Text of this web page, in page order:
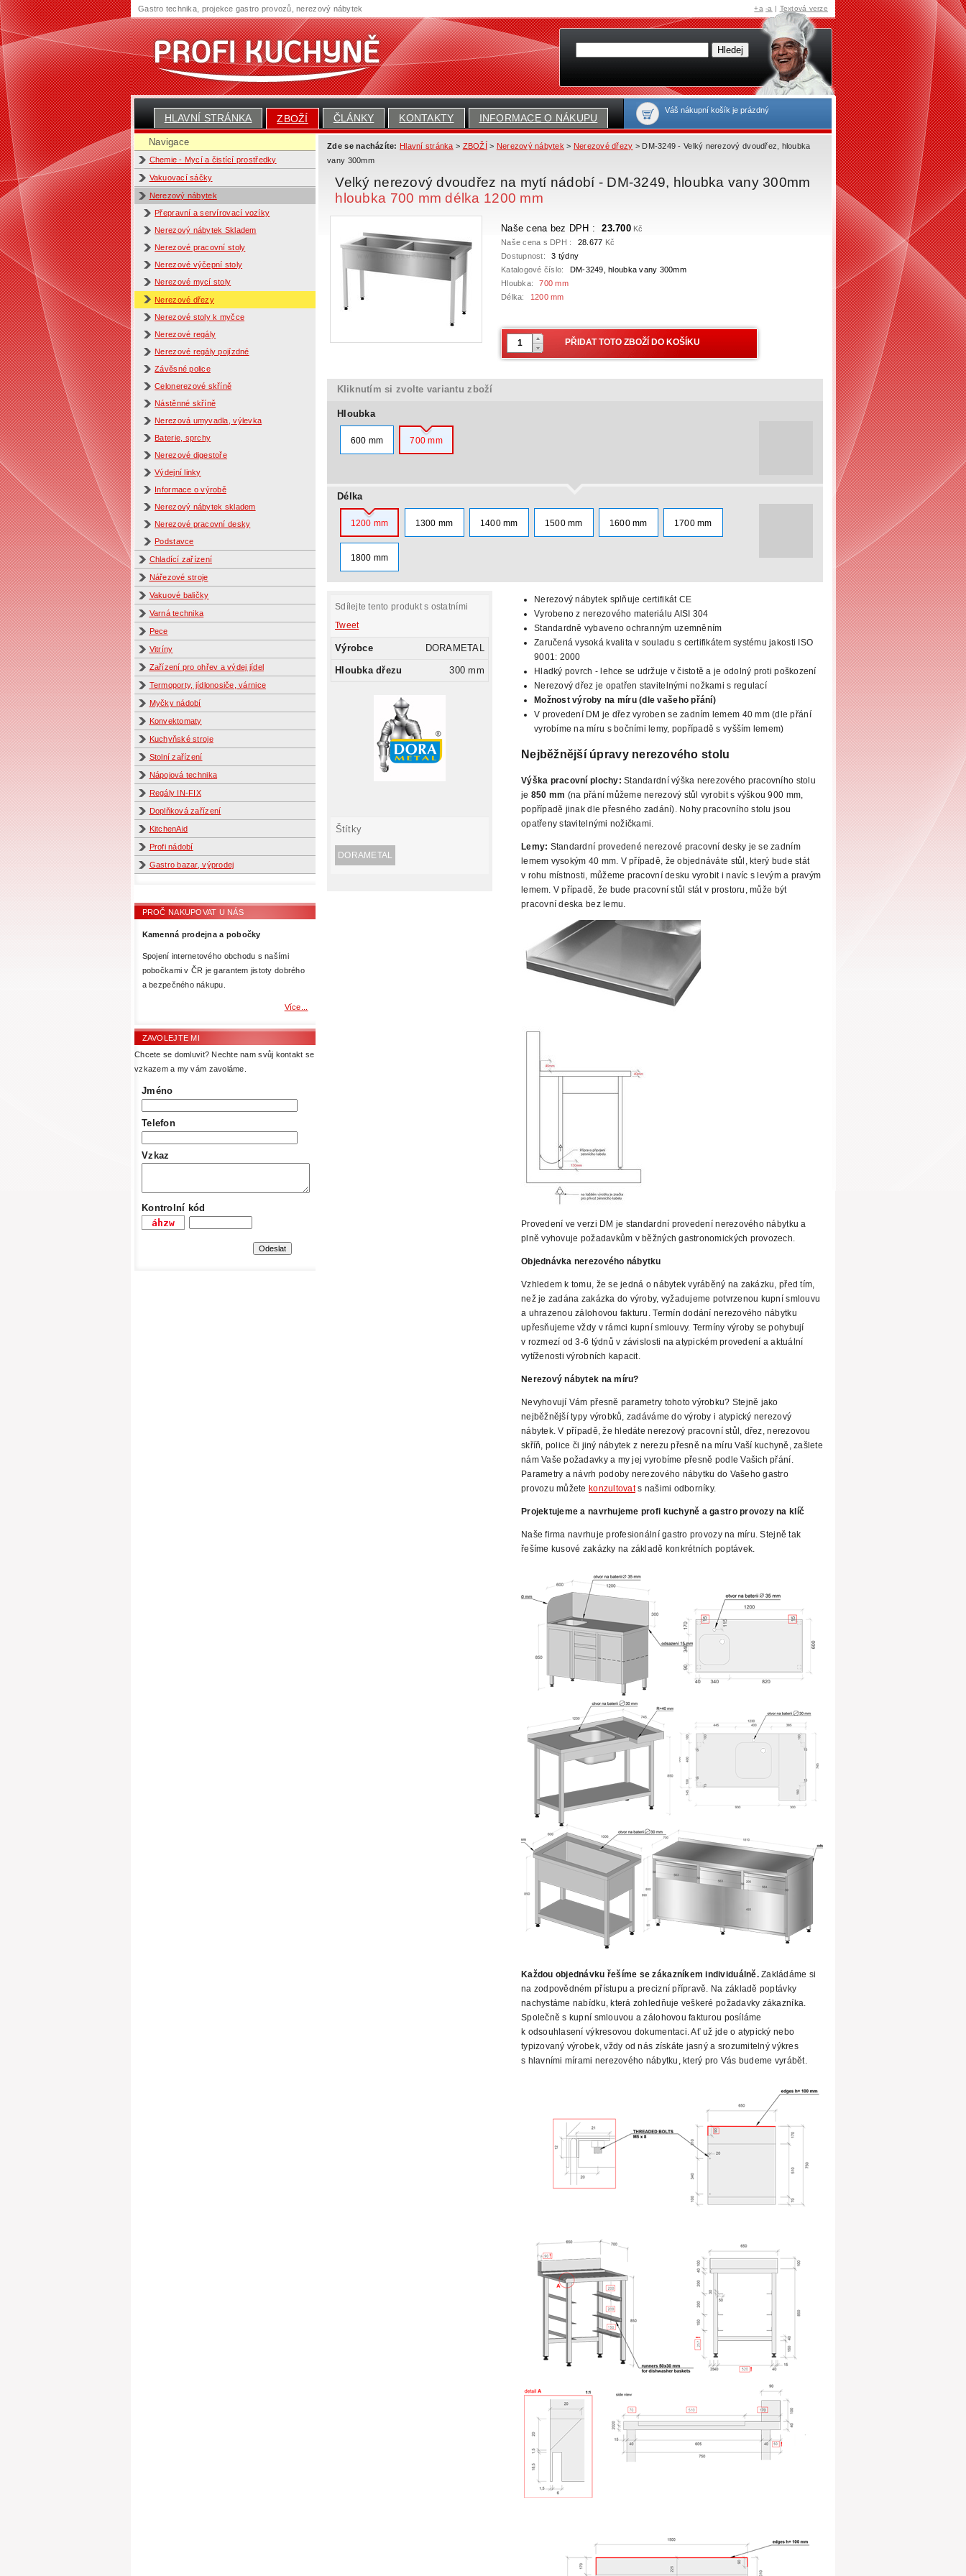
HLAVNÍ STRÁNKA ZBOŽÍ ČLÁNKY KONTAKTY INFORMACE O NÁKUPU
Váš nákupní košík je prázdný
Navigace
Chemie - Mycí a čistící prostředky
Vakuovací sáčky
Nerezový nábytek
Přepravní a servírovací vozíky
Nerezový nábytek Skladem
Nerezové pracovní stoly
Nerezové výčepní stoly
Nerezové mycí stoly
Nerezové dřezy
Nerezové stoly k myčce
Nerezové regály
Nerezové regály pojízdné
Závěsné police
Celonerezové skříně
Nástěnné skříně
Nerezová umyvadla, výlevka
Baterie, sprchy
Nerezové digestoře
Výdejní linky
Informace o výrobě
Nerezový nábytek skladem
Nerezové pracovní desky
Podstavce
Chladící zařízení
Nářezové stroje
Vakuové baličky
Varná technika
Pece
Vitríny
Zařízení pro ohřev a výdej jídel
Termoporty, jídlonosiče, várnice
Myčky nádobí
Konvektomaty
Kuchyňské stroje
Stolní zařízení
Nápojová technika
Regály IN-FIX
Doplňková zařízení
KitchenAid
Profi nádobí
Gastro bazar, výprodej
PROČ NAKUPOVAT U NÁS
Kamenná prodejna a pobočky
Spojení internetového obchodu s našími
pobočkami v ČR je garantem jistoty dobrého
a bezpečného nákupu.
Více...
ZAVOLEJTE MI
Chcete se domluvit? Nechte nam svůj kontakt se
vzkazem a my vám zavoláme.
Jméno
Telefon
Vzkaz
Kontrolní kód
Zde se nacházíte: Hlavní stránka > ZBOŽÍ > Nerezový nábytek > Nerezové dřezy > DM-3249 - Velký nerezový dvoudřez, hloubka
vany 300mm
Velký nerezový dvoudřez na mytí nádobí - DM-3249, hloubka vany 300mm
hloubka 700 mm délka 1200 mm
Naše cena bez DPH : 23.700Kč
Naše cena s DPH :
28.677 Kč
Dostupnost:
3 týdny
Katalogové číslo:
DM-3249, hloubka vany 300mm
Hloubka:
700 mm
Délka:
1200 mm
Kliknutím si zvolte variantu zboží
Hloubka
600 mm 700 mm
Délka
1200 mm 1300 mm 1400 mm 1500 mm 1600 mm 1700 mm
1800 mm
Sdílejte tento produkt s ostatními
Tweet
Výrobce DORAMETAL
Hloubka dřezu 300 mm
Štítky
DORAMETAL
Nerezový nábytek splňuje certifikát CE
Vyrobeno z nerezového materiálu AISI 304
Standardně vybaveno ochranným uzemněním
Zaručená vysoká kvalita v souladu s certifikátem systému jakosti ISO
9001: 2000
Hladký povrch - lehce se udržuje v čistotě a je odolný proti poškození
Nerezový dřez je opatřen stavitelnými nožkami s regulací
Možnost výroby na míru (dle vašeho přání)
V provedení DM je dřez vyroben se zadním lemem 40 mm(dle přání
vyrobíme na míru s bočními lemy, popřípadě s vyšším lemem)
Nejběžnější úpravy nerezového stolu
Výška pracovní plochy:Standardní výška nerezového pracovního stolu
je 850 mm (na přání můžeme nerezový stůl vyrobit s výškou 900 mm,
popřípadě jinak dle přesného zadání). Nohy pracovního stolu jsou
opatřeny stavitelnými nožičkami.
Lemy: Standardní provedené nerezové pracovní desky je se zadním
lemem vysokým 40 mm. V případě, že objednáváte stůl, který bude stát
v rohu místnosti, můžeme pracovní desku vyrobit i navíc s levým a pravým
lemem. V případě, že bude pracovní stůl stát v prostoru, může být
pracovní deska bez lemu.
Provedení ve verzi DM je standardní provedení nerezového nábytku a
plně vyhovuje požadavkům v běžných gastronomických provozech.
Objednávka nerezového nábytku
Vzhledem k tomu, že se jedná o nábytek vyráběný na zakázku, před tím,
než je zadána zakázka do výroby, vyžadujeme potvrzenou kupní smlouvu
a uhrazenou zálohovou fakturu. Termín dodání nerezového nábytku
upřesňujeme vždy v rámci kupní smlouvy. Termíny výroby se pohybují
v rozmezí od 3-6 týdnů v závislosti na atypickém provedení a aktuální
vytíženosti výrobních kapacit.
Nerezový nábytek na míru?
Nevyhovují Vám přesně parametry tohoto výrobku? Stejně jako
nejběžnější typy výrobků, zadáváme do výroby i atypický nerezový
nábytek. V případě, že hledáte nerezový pracovní stůl, dřez, nerezovou
skříň, police či jiný nábytek z nerezu přesně na míru Vaší kuchyně, zašlete
nám Vaše požadavky a my jej vyrobíme přesně podle Vašich přání.
Parametry a návrh podoby nerezového nábytku do Vašeho gastro
provozu můžete konzultovats našimi odborníky.
Projektujeme a navrhujeme profi kuchyně a gastro provozy na klíč
Naše firma navrhuje profesionální gastro provozy na míru. Stejně tak
řešíme kusové zakázky na základě konkrétních poptávek.
Každou objednávku řešíme se zákazníkem individuálně.Zakládáme si
na zodpovědném přístupu a precizní přípravě. Na základě poptávky
nachystáme nabídku, která zohledňuje veškeré požadavky zákazníka.
Společně s kupní smlouvou a zálohovou fakturou posíláme
k odsouhlasení výkresovou dokumentaci. Ať už jde o atypický nebo
typizovaný výrobek, vždy od nás získáte jasný a srozumitelný výkres
s hlavními mírami nerezového nábytku, který pro Vás budeme vyrábět.
Gastro technika, projekce gastro provozů, nerezový nábytek +a -a | Textová verze